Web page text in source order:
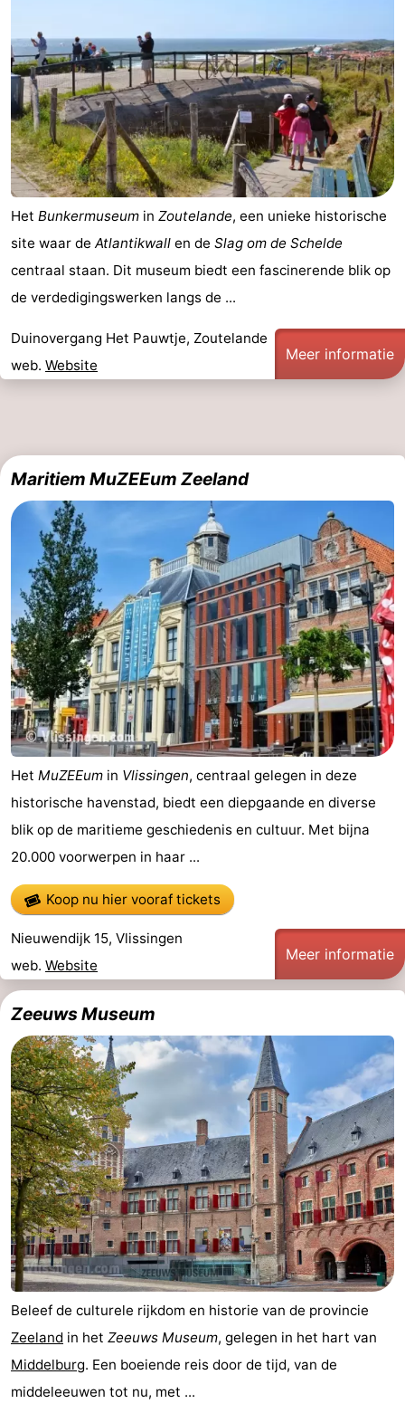
Medische
adressen
Regio
Zeeland
Schouwen-
Duiveland
-
Renesse
Brouwershaven
-
Haamstede
Natuur
Kop
Schouwen
Walcheren
-
Veere
Natuur
Oranjezon
Natuur
de
Mantelingen
-
Domburg
-
Westkapelle
-
Zoutelande
-
Natuur
bos
-
Vlissingen
-
Vlaanderen
-
Nieuwvliet
-
Sluis
-
Cadzand
-
Natuur
Het
Zwin
Weer
Contact
Het Bunkermuseum in Zoutelande, een unieke historische
site waar de Atlantikwall en de Slag om de Schelde
centraal staan. Dit museum biedt een fascinerende blik op
de verdedigingswerken langs de ...
Duinovergang Het Pauwtje, Zoutelande
web. Website
Meer informatie
Maritiem MuZEEum Zeeland
Het MuZEEum in Vlissingen, centraal gelegen in deze
historische havenstad, biedt een diepgaande en diverse
blik op de maritieme geschiedenis en cultuur. Met bijna
20.000 voorwerpen in haar ...
Koop nu hier vooraf tickets
Nieuwendijk 15, Vlissingen
web. Website
Meer informatie
Zeeuws Museum
Beleef de culturele rijkdom en historie van de provincie
Zeeland in het Zeeuws Museum, gelegen in het hart van
Middelburg. Een boeiende reis door de tijd, van de
middeleeuwen tot nu, met ...